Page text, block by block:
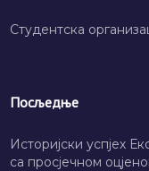
Студентска
Посљедње
Историјски успјех
са просјечном